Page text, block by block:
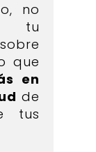
no
tu
que
en
de
tus